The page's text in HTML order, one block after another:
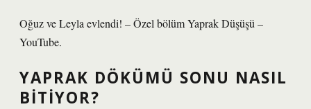
Oğuz ve Leyla evlendi! – Özel bölüm Yaprak Düşüşü –
YouTube.
YAPRAK DÖKÜMÜ SONU NASIL
BITIYOR?